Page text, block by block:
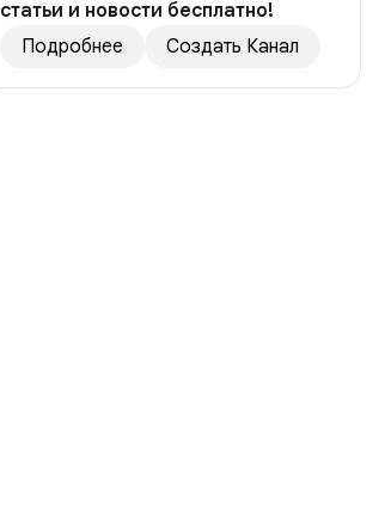
статьи и новости бесплатно!
Подробнее
Создать Канал